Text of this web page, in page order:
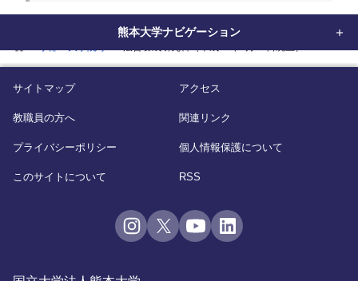
home
熊本大学ナビゲーション
サイトマップ アクセス
教職員の方へ 関連リンク
プライバシーポリシー 個人情報保護について
このサイトについて RSS